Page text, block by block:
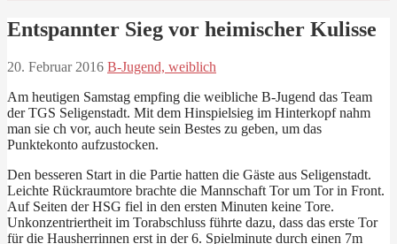
Entspannter Sieg vor heimischer Kulisse
20. Februar 2016 B-Jugend, weiblich
Am heutigen Samstag empfing die weibliche B-Jugend das Team
der TGS Seligenstadt. Mit dem Hinspielsieg im Hinterkopf nahm
man sie ch vor, auch heute sein Bestes zu geben, um das
Punktekonto aufzustocken.
Den besseren Start in die Partie hatten die Gäste aus Seligenstadt.
Leichte Rückraumtore brachte die Mannschaft Tor um Tor in Front.
Auf Seiten der HSG fiel in den ersten Minuten keine Tore.
Unkonzentriertheit im Torabschluss führte dazu, dass das erste Tor
für die Hausherrinnen erst in der 6. Spielminute durch einen 7m